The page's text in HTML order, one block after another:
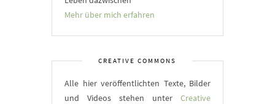
Mehr über mich erfahren
CREATIVE COMMONS
Alle hier veröffentlichten Texte, Bilder
und Videos stehen unter Creative